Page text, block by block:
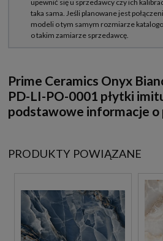
Prime Ceramics Onyx
PD-LI-PO-0001 płytki
podstawowe informacje o
PRODUKTY POWIĄZANE